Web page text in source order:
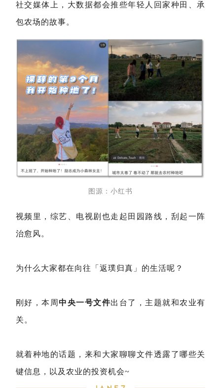
社交媒体上，大数据都会推些年轻人回家种田、承
包农场的故事。
图源：小红书
视频里，综艺、电视剧也走起田园路线，刮起一阵
治愈风。
为什么大家都在向往「返璞归真」的生活呢？
刚好，本周中央一号文件出台了，主题就和农业有
关。
就着种地的话题，来和大家聊聊文件透露了哪些关
键信息，以及农业的投资机会~